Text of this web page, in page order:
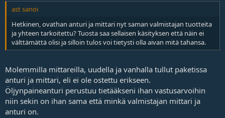
ast sanoi
Hetkinen, ovathan anturi ja mittari nyt saman valmistajan tuotteita
ja yhteen tarkoitettu? Tuosta saa sellaisen käsityksen että näin ei
välttämättä olisi ja silloin tulos voi tietysti olla aivan mitä tahansa.
Molemmilla mittareilla, uudella ja vanhalla tullut paketissa
anturi ja mittari, eli ei ole ostettu erikseen.
Öljynpaineanturi perustuu tietääkseni ihan vastusarvoihin
niin sekin on ihan sama että minkä valmistajan mittari ja
anturi on.